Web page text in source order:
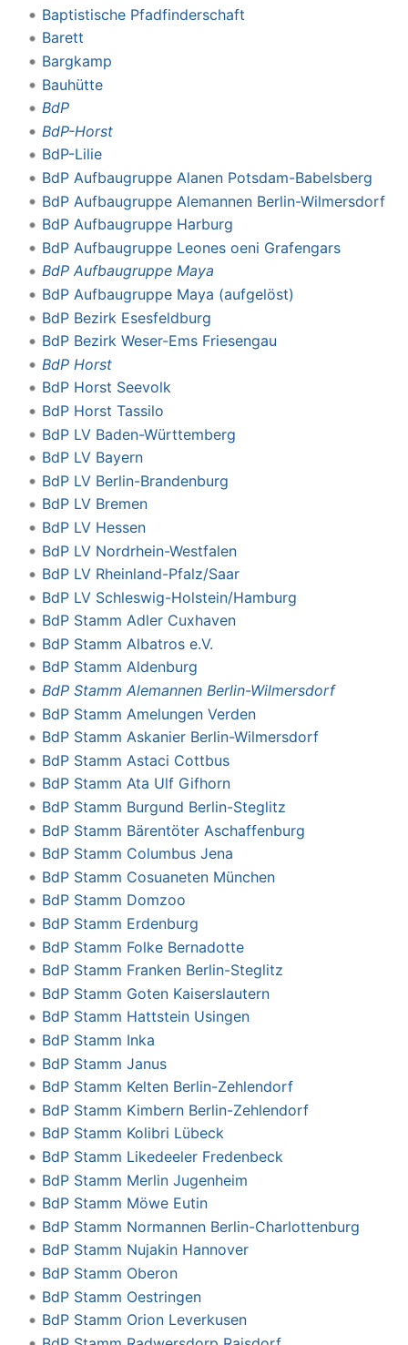
Baptistische Pfadfinderschaft
Barett
Bargkamp
Bauhütte
BdP
BdP-Horst
BdP-Lilie
BdP Aufbaugruppe Alanen Potsdam-Babelsberg
BdP Aufbaugruppe Alemannen Berlin-Wilmersdorf
BdP Aufbaugruppe Harburg
BdP Aufbaugruppe Leones oeni Grafengars
BdP Aufbaugruppe Maya
BdP Aufbaugruppe Maya (aufgelöst)
BdP Bezirk Esesfeldburg
BdP Bezirk Weser-Ems Friesengau
BdP Horst
BdP Horst Seevolk
BdP Horst Tassilo
BdP LV Baden-Württemberg
BdP LV Bayern
BdP LV Berlin-Brandenburg
BdP LV Bremen
BdP LV Hessen
BdP LV Nordrhein-Westfalen
BdP LV Rheinland-Pfalz/Saar
BdP LV Schleswig-Holstein/Hamburg
BdP Stamm Adler Cuxhaven
BdP Stamm Albatros e.V.
BdP Stamm Aldenburg
BdP Stamm Alemannen Berlin-Wilmersdorf
BdP Stamm Amelungen Verden
BdP Stamm Askanier Berlin-Wilmersdorf
BdP Stamm Astaci Cottbus
BdP Stamm Ata Ulf Gifhorn
BdP Stamm Burgund Berlin-Steglitz
BdP Stamm Bärentöter Aschaffenburg
BdP Stamm Columbus Jena
BdP Stamm Cosuaneten München
BdP Stamm Domzoo
BdP Stamm Erdenburg
BdP Stamm Folke Bernadotte
BdP Stamm Franken Berlin-Steglitz
BdP Stamm Goten Kaiserslautern
BdP Stamm Hattstein Usingen
BdP Stamm Inka
BdP Stamm Janus
BdP Stamm Kelten Berlin-Zehlendorf
BdP Stamm Kimbern Berlin-Zehlendorf
BdP Stamm Kolibri Lübeck
BdP Stamm Likedeeler Fredenbeck
BdP Stamm Merlin Jugenheim
BdP Stamm Möwe Eutin
BdP Stamm Normannen Berlin-Charlottenburg
BdP Stamm Nujakin Hannover
BdP Stamm Oberon
BdP Stamm Oestringen
BdP Stamm Orion Leverkusen